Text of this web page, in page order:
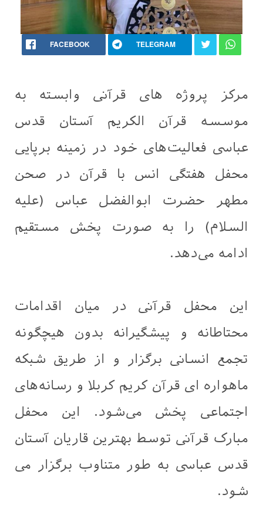
FACEBOOK TELEGRAM
مرکز پروژه های قرآنی وابسته به
موسسه قرآن الکریم آستان قدس
عباسی فعالیت‌های خود در زمینه برپایی
محفل هفتگی انس با قرآن در صحن
مطهر حضرت ابوالفضل عباس (علیه
السلام) را به صورت پخش مستقیم
ادامه می‌دهد.
این محفل قرآنی در میان اقدامات
محتاطانه و پیشگیرانه بدون هیچگونه
تجمع انسانی برگزار و از طریق شبکه
ماهواره ای قرآن کریم کربلا و رسانه‌های
اجتماعی پخش می‌شود. این محفل
مبارک قرآنی توسط بهترین قاریان آستان
قدس عباسی به طور متناوب برگزار می
شود.